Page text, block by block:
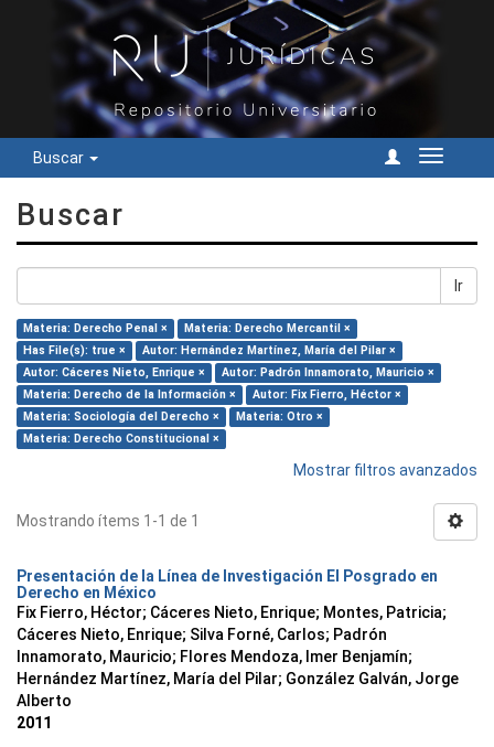
Buscar
Cambiar
Buscar
Ir
Materia: Derecho Penal ×
Materia: Derecho Mercantil ×
Has File(s): true ×
Autor: Hernández Martínez, María del Pilar ×
Autor: Cáceres Nieto, Enrique ×
Autor: Padrón Innamorato, Mauricio ×
Materia: Derecho de la Información ×
Autor: Fix Fierro, Héctor ×
Materia: Sociología del Derecho ×
Materia: Otro ×
Materia: Derecho Constitucional ×
Mostrar filtros avanzados
Mostrando ítems 1-1 de 1
Presentación de la Línea de Investigación El Posgrado en
Derecho en México
Fix Fierro, Héctor; Cáceres Nieto, Enrique; Montes, Patricia;
Cáceres Nieto, Enrique; Silva Forné, Carlos; Padrón
Innamorato, Mauricio; Flores Mendoza, Imer Benjamín;
Hernández Martínez, María del Pilar; González Galván, Jorge
Alberto
2011